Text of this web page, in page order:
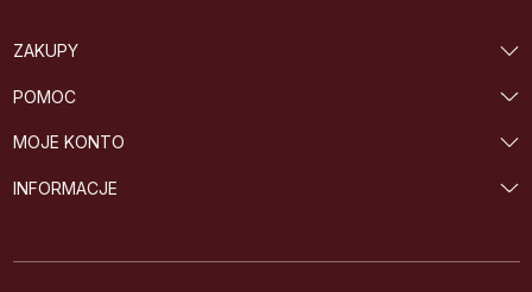
ZAKUPY
POMOC
MOJE KONTO
INFORMACJE